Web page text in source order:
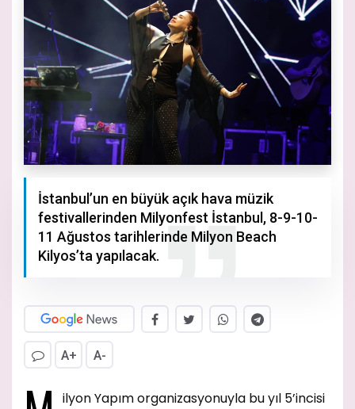
İstanbul’un en büyük açık hava müzik
festivallerinden Milyonfest İstanbul, 8-9-10-
11 Ağustos tarihlerinde Milyon Beach
Kilyos’ta yapılacak.
A+ A-
ilyon Yapım organizasyonuyla bu yıl 5’incisi